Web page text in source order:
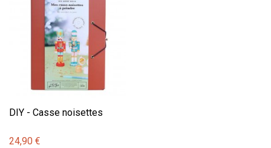
DIY - Casse noisettes
24,90 €